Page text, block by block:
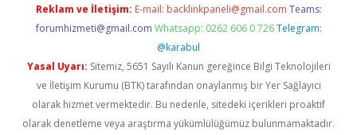
Reklam ve İletişim: E-mail: backlinkpaneli@gmail.com Teams:
forumhizmeti@gmail.com Whatsapp: 0262 606 0 726 Telegram:
@karabul
Yasal Uyarı: Sitemiz, 5651 Sayılı Kanun gereğince Bilgi Teknolojileri
ve İletişim Kurumu (BTK) tarafından onaylanmış bir Yer Sağlayıcı
olarak hizmet vermektedir. Bu nedenle, sitedeki içerikleri proaktif
olarak denetleme veya araştırma yükümlülüğümüz bulunmamaktadır.